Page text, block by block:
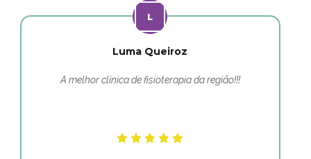
Luma Queiroz
A melhor clínica de fisioterapia da região!!!